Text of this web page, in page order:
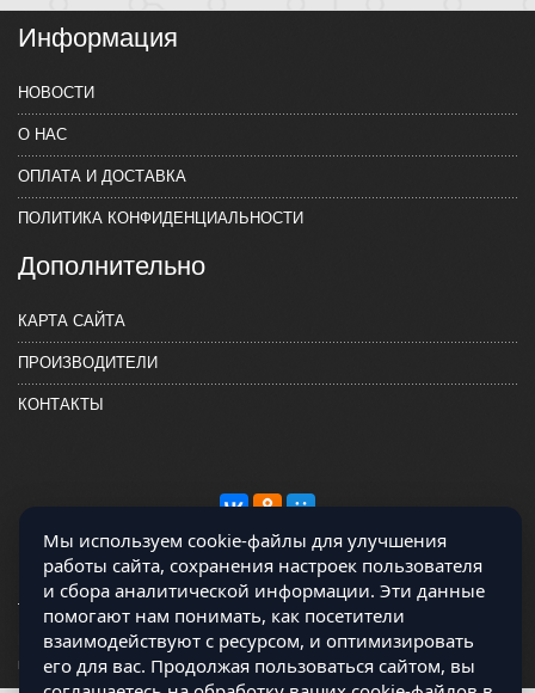
Информация
НОВОСТИ
О НАС
ОПЛАТА И ДОСТАВКА
ПОЛИТИКА КОНФИДЕНЦИАЛЬНОСТИ
Дополнительно
КАРТА САЙТА
ПРОИЗВОДИТЕЛИ
КОНТАКТЫ
Магазин работает на OCLite Комплект-А - радиодетали и электронные
компоненты © 2026
Мы используем cookie-файлы для улучшения
работы сайта, сохранения настроек пользователя
и сбора аналитической информации. Эти данные
помогают нам понимать, как посетители
взаимодействуют с ресурсом, и оптимизировать
его для вас. Продолжая пользоваться сайтом, вы